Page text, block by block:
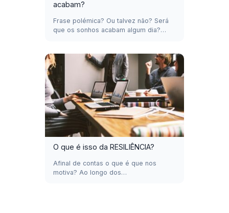
acabam?
Frase polémica? Ou talvez não? Será
que os sonhos acabam algum dia?…
O que é isso da RESILIÊNCIA?
Afinal de contas o que é que nos
motiva? Ao longo dos…